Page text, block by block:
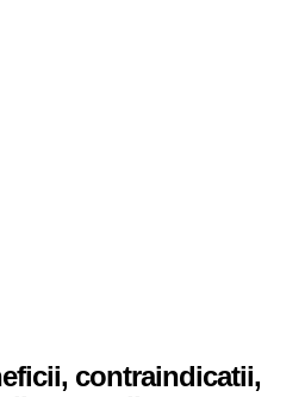
contraindicatii,